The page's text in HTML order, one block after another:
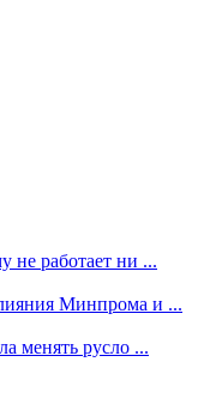
не работает ни ...
Минпрома и ...
менять русло ...